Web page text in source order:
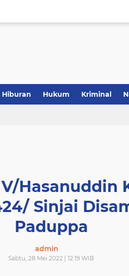
Hiburan Hukum Kriminal
Hasanuddin
Sinjai
Paduppa
admin
Sabtu, 28 Mei 2022 | 12:19 WIB